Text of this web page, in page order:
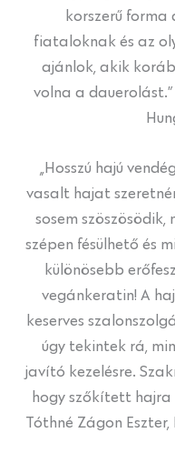
korszerű
fiataloknak és az
ajánlok, akik
volna a dauerolást.”
„Hosszú hajú
vasalt hajat
sosem szöszösödik,
szépen fésülhető és
különösebb
vegánkeratin! A
keserves
úgy tekintek rá,
javító kezelésre.
hogy szőkített hajra
Tóthné Zágon Eszter,